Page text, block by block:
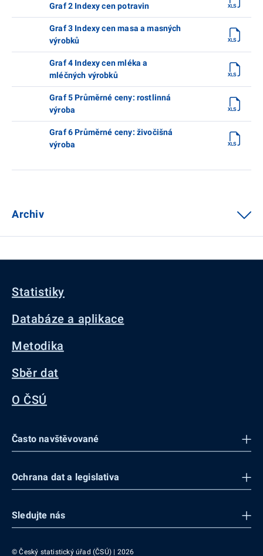
Graf 2 Indexy cen potravin
Graf 3 Indexy cen masa a masných
výrobků
Graf 4 Indexy cen mléka a
mléčných výrobků
Graf 5 Průměrné ceny: rostlinná
výroba
Graf 6 Průměrné ceny: živočišná
výroba
Archiv
Statistiky
Databáze a aplikace
Metodika
Sběr dat
O ČSÚ
Často navštěvované
Ochrana dat a legislativa
Sledujte nás
© Český statistický úřad (ČSÚ) | 2026